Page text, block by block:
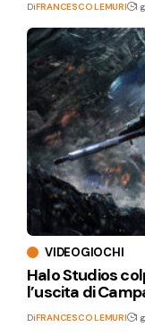
DiFRANCESCO LEMURI 1
VIDEOGIOCHI
Halo Studios
l’uscita di
DiFRANCESCO LEMURI 1